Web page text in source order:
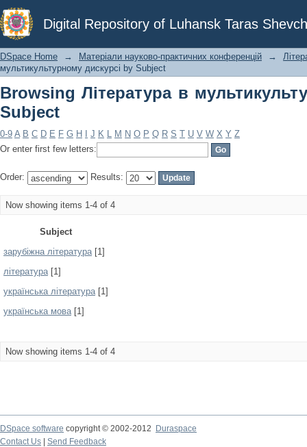
Digital Repository of Luhansk Taras
Browsing Література в
DSpace Home → Матеріали науково-практичних конференцій →
мультикультурному дискурсі by Subject
Browsing Література в
Subject
0-9 A B C D E F G H J K L M N O P Q R S T U V W X Y Z
Or enter first few letters:
Order: Results:
Now showing items 1-4 of 4
Subject
зарубіжна література[1]
література[1]
українська література[1]
українська мова[1]
Now showing items 1-4 of 4
DSpace software copyright © 2002-2012
Duraspace
Contact Us
Send Feedback